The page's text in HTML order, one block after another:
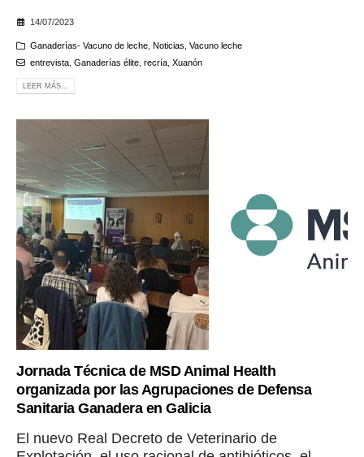
14/07/2023
Ganaderías- Vacuno de leche, Noticias Vacuno leche
entrevista, Ganaderías élite, recría, Xuanón
LEER MÁS...
Jornada Técnica de MSD Animal Health
organizada por las Agrupaciones de Defensa
Sanitaria Ganadera en Galicia
El nuevo Real Decreto de Veterinario de